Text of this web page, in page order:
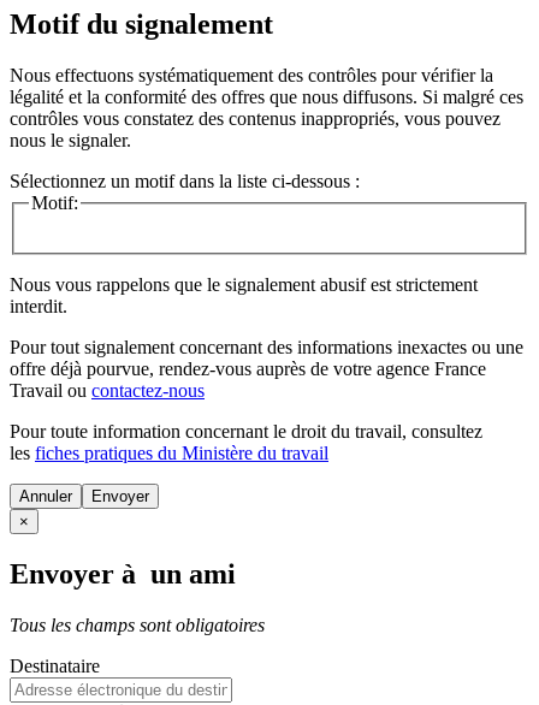
Motif du signalement
Nous effectuons systématiquement des contrôles pour vérifier la
légalité et la conformité des offres que nous diffusons. Si malgré ces
contrôles vous constatez des contenus inappropriés, vous pouvez
nous le signaler.
Sélectionnez un motif dans la liste ci-dessous :
Motif:
Nous vous rappelons que le signalement abusif est strictement
interdit.
Pour tout signalement concernant des informations inexactes ou une
offre déjà pourvue, rendez-vous auprès de votre agence France
Travail ou contactez-nous
Pour toute information concernant le droit du travail, consultez
les fiches pratiques du Ministère du travail
Annuler
×
Envoyer à un ami
Tous les champs sont obligatoires
Destinataire